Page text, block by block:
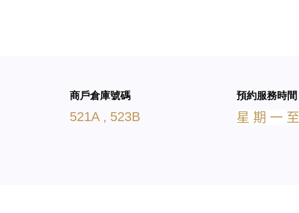
商戶倉庫號碼
521A , 523B
預約服務時間
星 期 一 至